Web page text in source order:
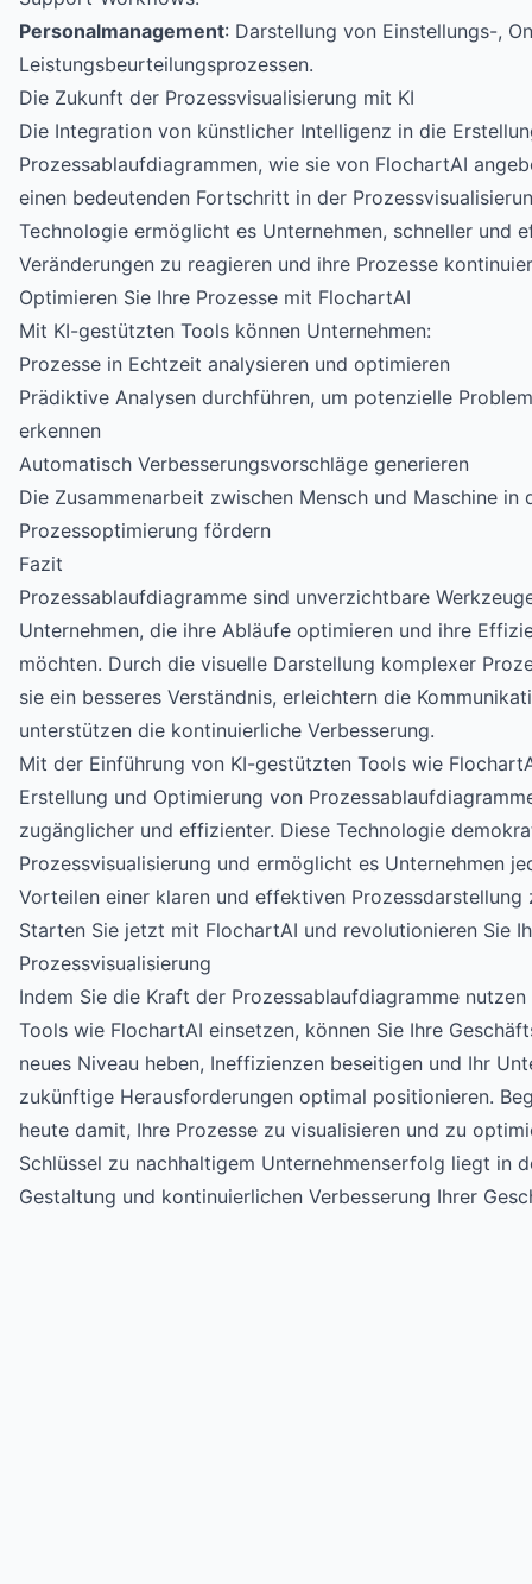
Personalmanagement: Darstellung von Einstellungs-,
Leistungsbeurteilungsprozessen.
Die Zukunft der Prozessvisualisierung mit KI
Die Integration von künstlicher Intelligenz in die
Prozessablaufdiagrammen, wie sie von FlochartAI
einen bedeutenden Fortschritt in der
Technologie ermöglicht es Unternehmen, schneller und
Veränderungen zu reagieren und ihre Prozesse
Optimieren Sie Ihre Prozesse mit FlochartAI
Mit KI-gestützten Tools können Unternehmen:
Prozesse in Echtzeit analysieren und optimieren
Prädiktive Analysen durchführen, um potenzielle
erkennen
Automatisch Verbesserungsvorschläge generieren
Die Zusammenarbeit zwischen Mensch und Maschine in
Prozessoptimierung fördern
Fazit
Prozessablaufdiagramme sind unverzichtbare
Unternehmen, die ihre Abläufe optimieren und ihre
möchten. Durch die visuelle Darstellung komplexer
sie ein besseres Verständnis, erleichtern die
unterstützen die kontinuierliche Verbesserung.
Mit der Einführung von KI-gestützten Tools wie
Erstellung und Optimierung von
zugänglicher und effizienter. Diese Technologie
Prozessvisualisierung und ermöglicht es Unternehmen
Vorteilen einer klaren und effektiven Prozessdarstellung
Starten Sie jetzt mit FlochartAI und revolutionieren Sie
Prozessvisualisierung
Indem Sie die Kraft der Prozessablaufdiagramme
Tools wie FlochartAI einsetzen, können Sie Ihre
neues Niveau heben, Ineffizienzen beseitigen und Ihr
zukünftige Herausforderungen optimal positionieren.
heute damit, Ihre Prozesse zu visualisieren und zu
Schlüssel zu nachhaltigem Unternehmenserfolg liegt in
Gestaltung und kontinuierlichen Verbesserung Ihrer